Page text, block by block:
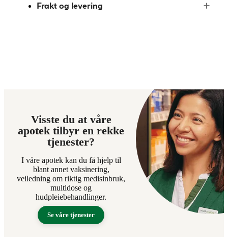
Frakt og levering
Visste du at våre
apotek tilbyr en rekke
tjenester?
I våre apotek kan du få hjelp til
blant annet vaksinering,
veiledning om riktig medisinbruk,
multidose og
hudpleiebehandlinger.
Se våre tjenester